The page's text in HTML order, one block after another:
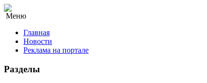
Меню
Главная
Новости
Реклама на портале
Разделы